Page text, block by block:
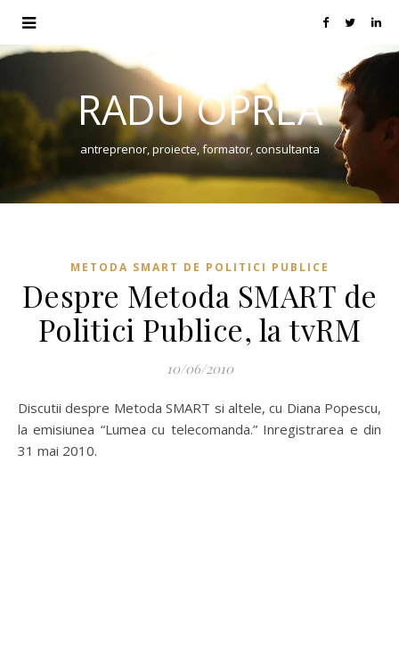
RADU OPREA
antreprenor, proiecte, formator, consultanta
METODA SMART DE POLITICI PUBLICE
Despre Metoda SMART de
Politici Publice, la tvRM
10/06/2010
Discutii despre Metoda SMART si altele, cu Diana Popescu,
la emisiunea “Lumea cu telecomanda.” Inregistrarea e din
31 mai 2010.